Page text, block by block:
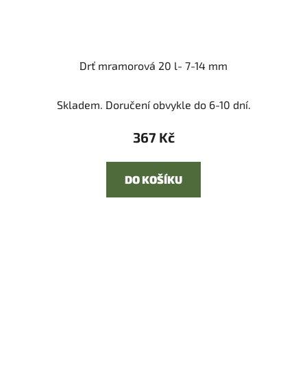
Drť mramorová 20 l- 7-14 mm
Skladem. Doručení obvykle do 6-10 dní.
367 Kč
DO KOŠÍKU